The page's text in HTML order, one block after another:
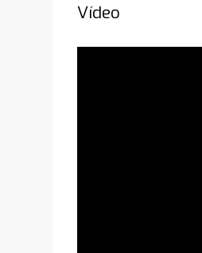
Vídeo